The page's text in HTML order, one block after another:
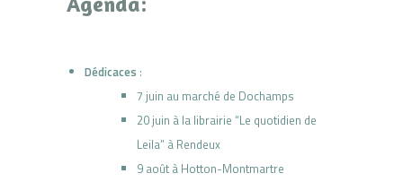
Dédicaces :
7 juin au marché de Dochamps
20 juin à la librairie “Le quotidien de
Leila” à Rendeux
9 août à Hotton-Montmartre